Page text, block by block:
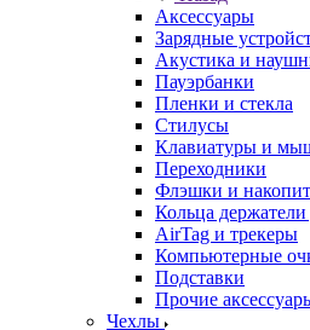
Аксессуары
Зарядные
Акустика и
Пауэрбанки
Пленки и стекла
Стилусы
Клавиатуры и
Переходники
Флэшки и
Кольца держатели
AirTag и трекеры
Компьютерные
Подставки
Прочие
Чехлы